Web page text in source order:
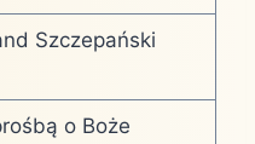
Szczepański
o Boże